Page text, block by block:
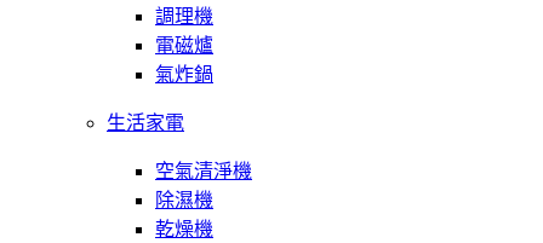
調理機
電磁爐
氣炸鍋
生活家電
空氣清淨機
除濕機
乾燥機